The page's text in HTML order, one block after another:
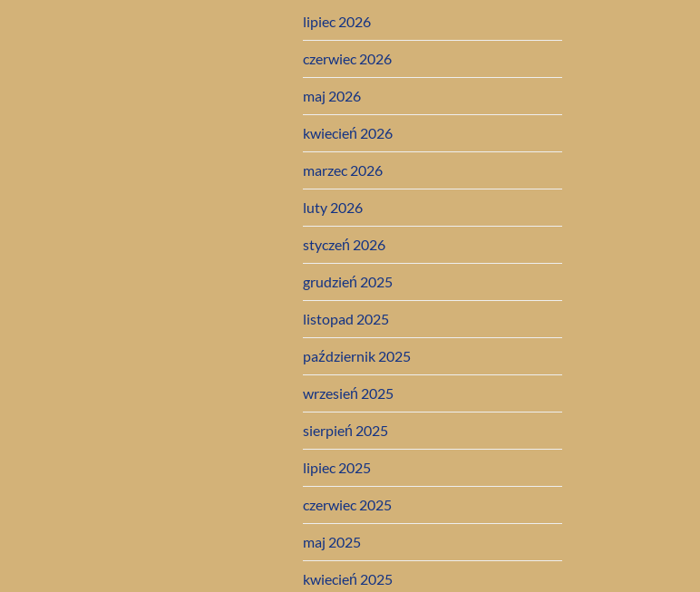
lipiec 2026
czerwiec 2026
maj 2026
kwiecień 2026
marzec 2026
luty 2026
styczeń 2026
grudzień 2025
listopad 2025
październik 2025
wrzesień 2025
sierpień 2025
lipiec 2025
czerwiec 2025
maj 2025
kwiecień 2025